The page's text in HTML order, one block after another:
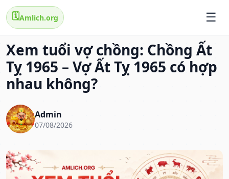
🗓️Amlich.org
Xem tuổi vợ chồng: Chồng Ất
Tỵ 1965 – Vợ Ất Tỵ 1965 có hợp
nhau không?
Admin
07/08/2026